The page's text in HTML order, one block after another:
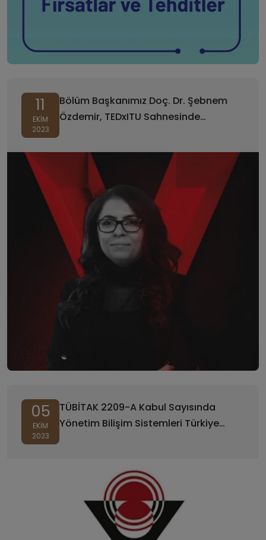
11
EKIM
2023
Bölüm Başkanımız Doç. Dr. Şebnem
Özdemir, TEDxITU Sahnesinde
05
EKIM
2023
TÜBİTAK 2209-A Kabul Sayısında
Yönetim Bilişim Sistemleri Türkiye